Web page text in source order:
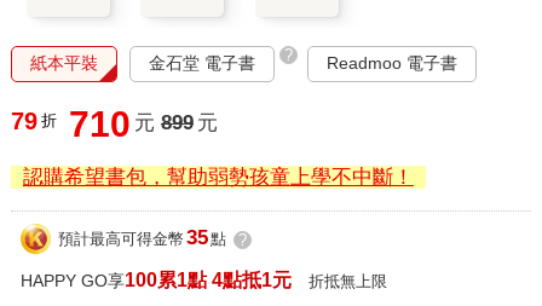
紙本平裝 金石堂 電子書 ? Readmoo 電子書
79 折 710 元 899 元
認購希望書包，幫助弱勢孩童上學不中斷！
預計最高可得金幣 35點 ?
HAPPY GO享100累1點 4點抵1元 折抵無上限